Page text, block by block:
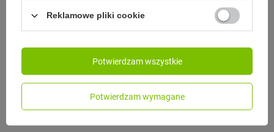
Contigo West Loop 2.0 - Kubek termiczny - 470ml -
Model: Contigo - West Loop printed
139,99 zł / szt.
Najniższa cena produktu w okresie 30 dni przed
wprowadzeniem obniżki:109,99 zł +27%
Cena regularna:169,99 zł-18%
Reklamowe pliki cookie
Potwierdzam wymagane
Potwierdzam wszystkie